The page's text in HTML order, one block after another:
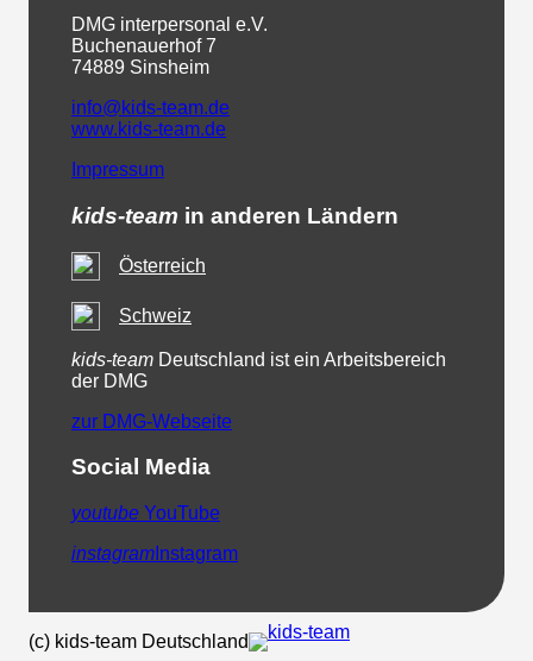
DMG interpersonal e.V.
Buchenauerhof 7
74889 Sinsheim
info@kids-team.de
www.kids-team.de
Impressum
kids-team in anderen Ländern
Österreich
Schweiz
kids-team Deutschland ist ein Arbeitsbereich
der DMG
zur DMG-Webseite
Social Media
youtube YouTube
instagram Instagram
(c) kids-team Deutschland